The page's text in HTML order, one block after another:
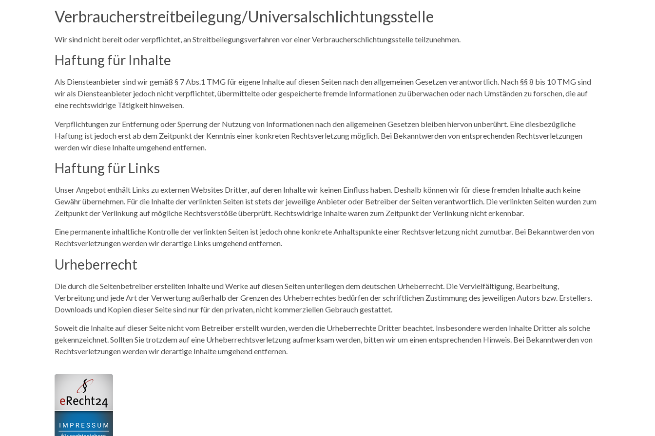
Verbraucher­streit­beilegung/Universal­schlichtungs­stelle
Wir sind nicht bereit oder verpflichtet, an Streitbeilegungsverfahren vor einer Verbraucherschlichtungsstelle teilzunehmen.
Haftung für Inhalte
Als Diensteanbieter sind wir gemäß § 7 Abs.1 TMG für eigene Inhalte auf diesen Seiten nach den allgemeinen Gesetzen verantwortlich. Nach §§ 8 bis 10 TMG sind
wir als Diensteanbieter jedoch nicht verpflichtet, übermittelte oder gespeicherte fremde Informationen zu überwachen oder nach Umständen zu forschen, die auf
eine rechtswidrige Tätigkeit hinweisen.
Verpflichtungen zur Entfernung oder Sperrung der Nutzung von Informationen nach den allgemeinen Gesetzen bleiben hiervon unberührt. Eine diesbezügliche
Haftung ist jedoch erst ab dem Zeitpunkt der Kenntnis einer konkreten Rechtsverletzung möglich. Bei Bekanntwerden von entsprechenden Rechtsverletzungen
werden wir diese Inhalte umgehend entfernen.
Haftung für Links
Unser Angebot enthält Links zu externen Websites Dritter, auf deren Inhalte wir keinen Einfluss haben. Deshalb können wir für diese fremden Inhalte auch keine
Gewähr übernehmen. Für die Inhalte der verlinkten Seiten ist stets der jeweilige Anbieter oder Betreiber der Seiten verantwortlich. Die verlinkten Seiten wurden zum
Zeitpunkt der Verlinkung auf mögliche Rechtsverstöße überprüft. Rechtswidrige Inhalte waren zum Zeitpunkt der Verlinkung nicht erkennbar.
Eine permanente inhaltliche Kontrolle der verlinkten Seiten ist jedoch ohne konkrete Anhaltspunkte einer Rechtsverletzung nicht zumutbar. Bei Bekanntwerden von
Rechtsverletzungen werden wir derartige Links umgehend entfernen.
Urheberrecht
Die durch die Seitenbetreiber erstellten Inhalte und Werke auf diesen Seiten unterliegen dem deutschen Urheberrecht. Die Vervielfältigung, Bearbeitung,
Verbreitung und jede Art der Verwertung außerhalb der Grenzen des Urheberrechtes bedürfen der schriftlichen Zustimmung des jeweiligen Autors bzw. Erstellers.
Downloads und Kopien dieser Seite sind nur für den privaten, nicht kommerziellen Gebrauch gestattet.
Soweit die Inhalte auf dieser Seite nicht vom Betreiber erstellt wurden, werden die Urheberrechte Dritter beachtet. Insbesondere werden Inhalte Dritter als solche
gekennzeichnet. Sollten Sie trotzdem auf eine Urheberrechtsverletzung aufmerksam werden, bitten wir um einen entsprechenden Hinweis. Bei Bekanntwerden von
Rechtsverletzungen werden wir derartige Inhalte umgehend entfernen.